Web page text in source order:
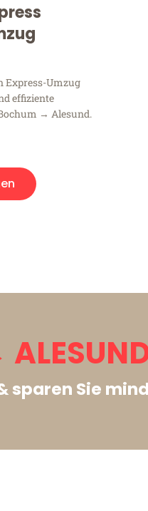
Express-Umzug
effiziente
→ Alesund.
sparen Sie